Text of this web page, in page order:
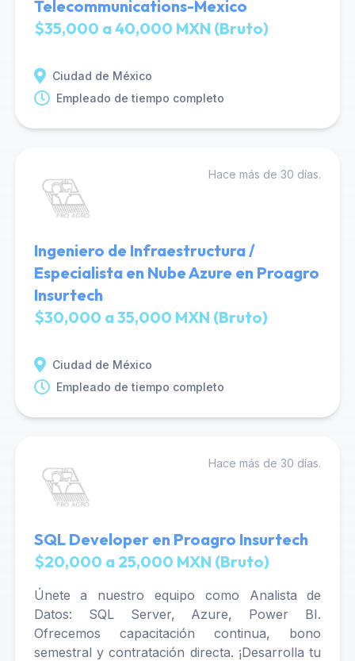
Telecommunications-Mexico
$35,000 a 40,000 MXN (Bruto)
Ciudad de México
Empleado de tiempo completo
Hace más de 30 días.
Ingeniero de Infraestructura /
Especialista en Nube Azure en Proagro
Insurtech
$30,000 a 35,000 MXN (Bruto)
Ciudad de México
Empleado de tiempo completo
Hace más de 30 días.
SQL Developer en Proagro Insurtech
$20,000 a 25,000 MXN (Bruto)
Únete a nuestro equipo como Analista de
Datos: SQL Server, Azure, Power BI.
Ofrecemos capacitación continua, bono
semestral y contratación directa. ¡Desarrolla tu